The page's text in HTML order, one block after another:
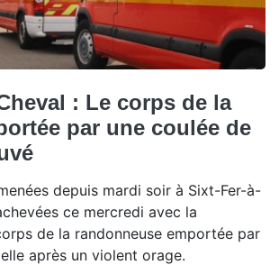
: Le corps de la
par une coulée de
depuis mardi soir à Sixt-Fer-à-
ce mercredi avec la
de la randonneuse emportée par
après un violent orage.